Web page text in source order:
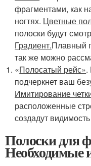
фрагментами, как
ногтях. Цветные
полоски будут
Градиент.Плавный
так же можно
«Полосатый рейс».
подчеркнет ваш
Имитирование
расположенные
создадут
Полоски для
Необходимые